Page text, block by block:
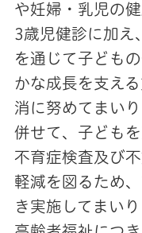
や妊婦・乳児の
3歳児健診に加え
を通じて子ども
かな成長を支え
消に努めてまいり
併せて、子ども
不育症検査及び
軽減を図るため
き実施してまいり